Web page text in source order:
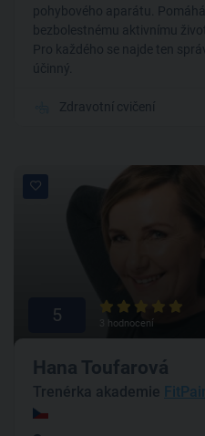
pohybového aparátu.
bezbolestnému aktivnímu
Pro každého se najde ten
účinný.
Zdravotní cvičení
5 3 hodnocení
Hana Toufarová
Trenérka akademie